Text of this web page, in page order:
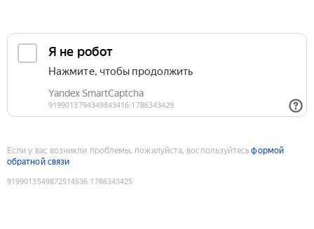
Если у вас возникли проблемы, пожалуйста, воспользуйтесьформой
обратной связи
9199013549872514536:1786343425